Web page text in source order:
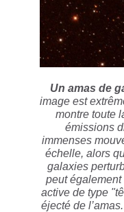
Un amas de
image est
montre toute
émissions
immenses
échelle, alors
galaxies
peut
active de type
éjecté de